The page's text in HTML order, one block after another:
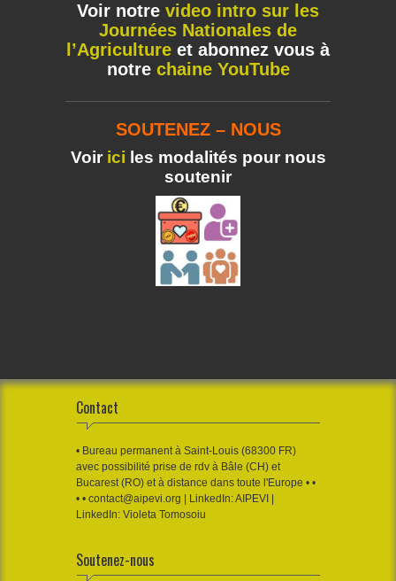
Voir notre video intro sur les
Journées Nationales de
l’Agriculture et abonnez vous à
notre chaine YouTube
SOUTENEZ – NOUS
Voir ici les modalités pour nous
soutenir
Contact
• Bureau permanent à Saint-Louis (68300 FR)
avec possibilité prise de rdv à Bâle (CH) et
Bucarest (RO) et à distance dans toute l'Europe • •
• • contact@aipevi.org | LinkedIn: AIPEVI |
LinkedIn: Violeta Tomosoiu
Soutenez-nous